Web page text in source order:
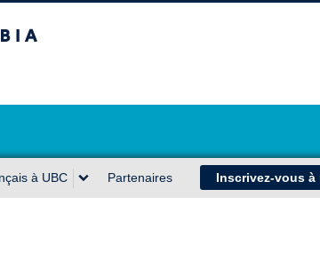
à UBC Partenaires Inscrivez-vous